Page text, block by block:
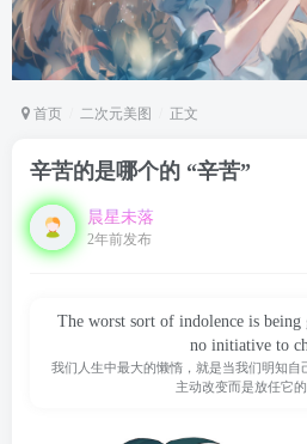
首页 二次元美图 正文
辛苦的是哪个的 “辛苦”
晨星未落
2年前发布
The worst sort of indolence is
no initiative to
我们人生中最大的懒惰，就是当我们明知自
主动改变而是放任它